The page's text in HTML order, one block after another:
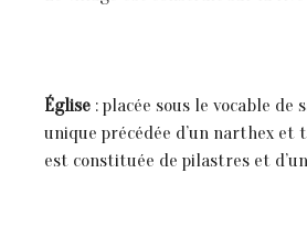
Église : placée sous le vocable
unique précédée d’un narthex et
est constituée de pilastres et